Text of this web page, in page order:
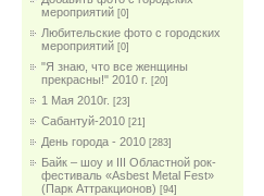
мероприятий [0]
Любительские фото с городских
мероприятий [0]
"Я знаю, что все женщины
прекрасны!" 2010 г. [20]
1 Мая 2010г. [23]
Сабантуй-2010 [21]
День города - 2010 [283]
Байк – шоу и III Областной рок-
фестиваль «Asbest Metal Fest»
(Парк Аттракционов) [94]